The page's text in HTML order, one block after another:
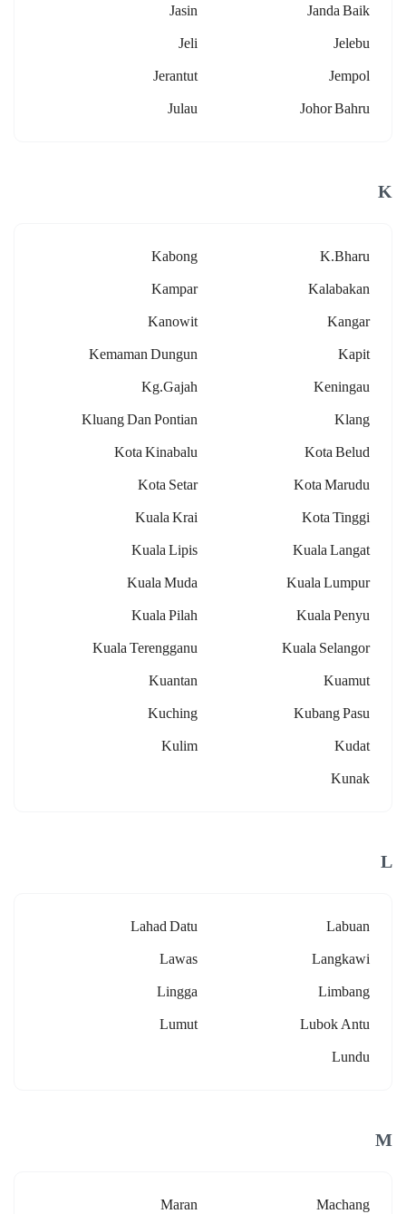
Janda Baik
Jasin
Jelebu
Jeli
Jempol
Jerantut
Johor Bahru
Julau
K
K.bharu
Kabong
Kalabakan
Kampar
Kangar
Kanowit
Kapit
Kemaman Dungun
Keningau
Kg.gajah
Klang
Kluang Dan Pontian
Kota Belud
Kota Kinabalu
Kota Marudu
Kota Setar
Kota Tinggi
Kuala Krai
Kuala Langat
Kuala Lipis
Kuala Lumpur
Kuala Muda
Kuala Penyu
Kuala Pilah
Kuala Selangor
Kuala Terengganu
Kuamut
Kuantan
Kubang Pasu
Kuching
Kudat
Kulim
Kunak
L
Labuan
Lahad Datu
Langkawi
Lawas
Limbang
Lingga
Lubok Antu
Lumut
Lundu
M
Machang
Maran